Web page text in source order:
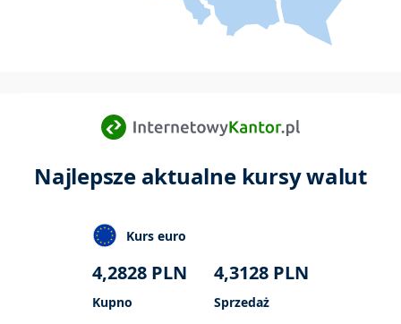
Najlepsze aktualne kursy walut
Kurs euro
4,2828 PLN
Kupno
4,3128 PLN
Sprzedaż